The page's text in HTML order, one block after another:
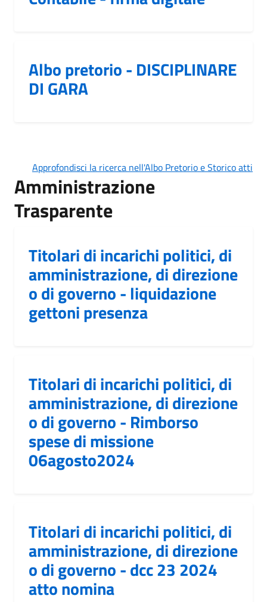
Albo pretorio - DISCIPLINARE
DI GARA
Approfondisci la ricerca nell'Albo Pretorio e Storico atti
Amministrazione
Trasparente
Titolari di incarichi politici, di
amministrazione, di direzione
o di governo - liquidazione
gettoni presenza
Titolari di incarichi politici, di
amministrazione, di direzione
o di governo - Rimborso
spese di missione
06agosto2024
Titolari di incarichi politici, di
amministrazione, di direzione
o di governo - dcc 23 2024
atto nomina